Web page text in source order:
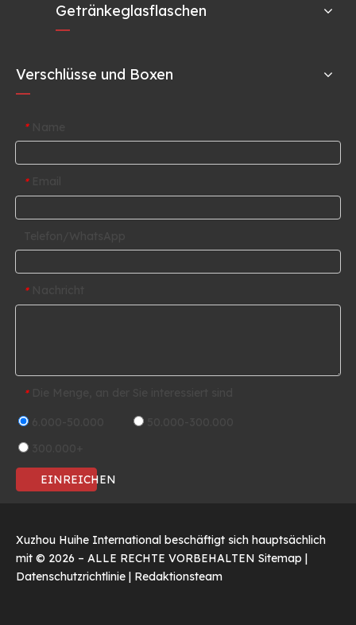
Getränkeglasflaschen
Verschlüsse und Boxen
*
*
*
*
EINREICHEN
Xuzhou Huihe International beschäftigt sich hauptsächlich
mit © 2026 – ALLE RECHTE VORBEHALTEN Sitemap |
Datenschutzrichtlinie | Redaktionsteam